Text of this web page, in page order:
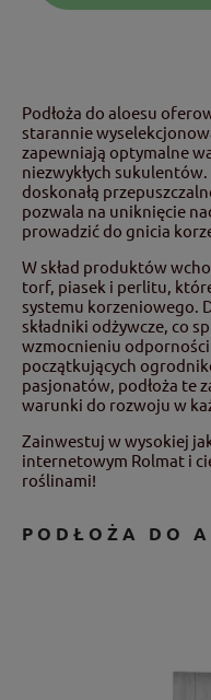
Podłoża do aloesu
starannie
zapewniają optymalne
niezwykłych
doskonałą
pozwala na uniknięcie
prowadzić do gnicia
W skład produktów
torf, piasek i perlitu,
systemu korzeniowego.
składniki odżywcze, co
wzmocnieniu
początkujących
pasjonatów, podłoża te
warunki do rozwoju w
Zainwestuj w wysokiej
internetowym Rolmat i
roślinami!
PODŁOŻA DO